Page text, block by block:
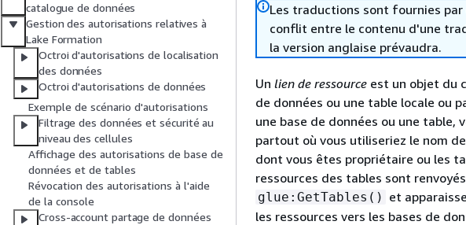
catalogue de données
Gestion des autorisations relatives à
Lake Formation
Octroi d'autorisations de localisation
des données
Octroi d'autorisations de données
Exemple de scénario d'autorisations
Filtrage des données et sécurité au
niveau des cellules
Affichage des autorisations de base de
données et de tables
Révocation des autorisations à l'aide
de la console
Cross-account partage de données
Les traductions sont fournies
conflit entre le contenu d'une
la version anglaise prévaudra.
Un lien de ressource est un objet du
de données ou une table locale ou
une base de données ou une table,
partout où vous utiliseriez le nom
dont vous êtes propriétaire ou les
ressources des tables sont
glue:GetTables() et
les ressources vers les bases de